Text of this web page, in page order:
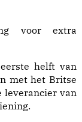
voor extra
helft van
met het Britse
leverancier van